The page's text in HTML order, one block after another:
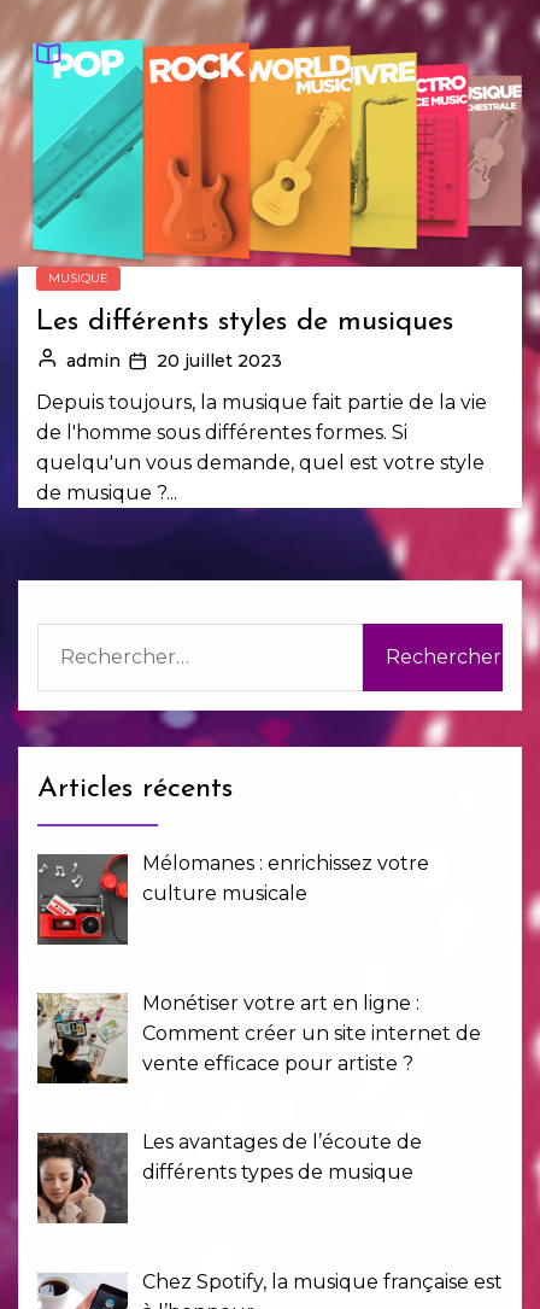
MUSIQUE
Les différents styles de musiques
admin 20 juillet 2023
Depuis toujours, la musique fait partie de la vie
de l'homme sous différentes formes. Si
quelqu'un vous demande, quel est votre style
de musique ?...
Articles récents
Mélomanes : enrichissez votre
culture musicale
Monétiser votre art en ligne :
Comment créer un site internet de
vente efficace pour artiste ?
Les avantages de l’écoute de
différents types de musique
Chez Spotify, la musique française est